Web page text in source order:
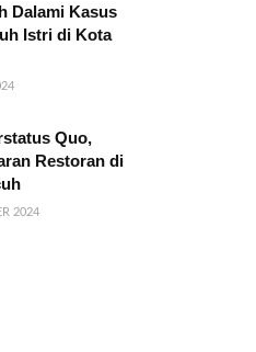
Dalami Kasus
Istri di Kota
Quo,
Restoran di
2024